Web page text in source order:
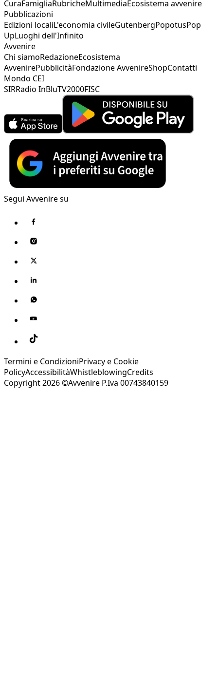
CuraFamigliaRubricheMultimediaEcosistema avvenire
Pubblicazioni
Edizioni localiL'economia civileGutenbergPopotusPop
UpLuoghi dell'Infinito
Avvenire
Chi siamoRedazioneEcosistema
AvvenirePubblicitàFondazione AvvenireShopContatti
Mondo CEI
SIRRadio InBluTV2000FISC
Segui Avvenire su
Termini e CondizioniPrivacy e Cookie
PolicyAccessibilitàWhistleblowingCredits
Copyright 2026 ©Avvenire P.Iva 00743840159